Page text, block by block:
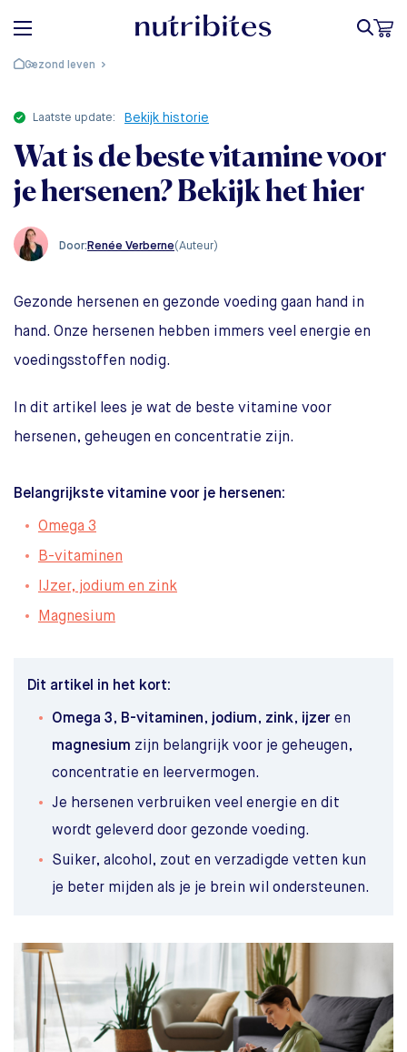
Gezond leven
laatste update: Bekijk historie
Wat is de beste vitamine voor
je hersenen? Bekijk het hier
Door: Renée Verberne(Auteur)
Gezonde hersenen en gezonde voeding gaan hand in
hand. Onze hersenen hebben immers veel energie en
voedingsstoffen nodig.
In dit artikel lees je wat de beste vitamine voor
hersenen, geheugen en concentratie zijn.
Belangrijkste vitamine voor je hersenen:
Omega 3
B-vitaminen
IJzer, jodium en zink
Magnesium
Dit artikel in het kort:
Omega 3, B-vitaminen, jodium, zink, ijzer en
magnesium zijn belangrijk voor je geheugen,
concentratie en leervermogen.
Je hersenen verbruiken veel energie en dit
wordt geleverd door gezonde voeding.
Suiker, alcohol, zout en verzadigde vetten kun
je beter mijden als je je brein wil ondersteunen.